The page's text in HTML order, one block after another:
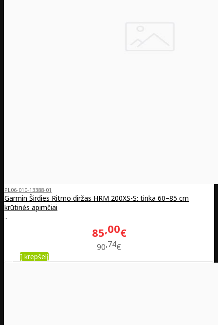
PL06-010-13388-01
Garmin Širdies Ritmo diržas HRM 200XS-S: tinka 60–85 cm
krūtinės apimčiai
..
85 00€
90 74€
Į krepšelį